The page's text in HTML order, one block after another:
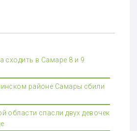
сходить в Самаре 8 и 9
районе Самары сбили
области спасли двух девочек